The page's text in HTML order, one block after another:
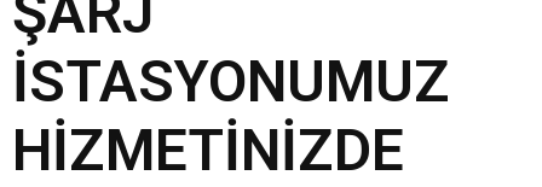
İSTASYONUMUZ
HIZMETINIZDE